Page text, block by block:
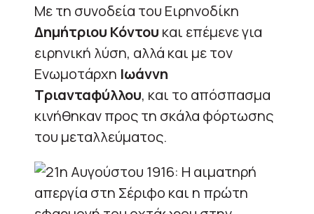
Με τη συνοδεία του Ειρηνοδίκη
Δημήτριου Κόντου και επέμενε για
ειρηνική λύση, αλλά και με τον
Ενωμοτάρχη Ιωάννη
Τριανταφύλλου, και το απόσπασμα
κινήθηκαν προς τη σκάλα φόρτωσης
του μεταλλεύματος.